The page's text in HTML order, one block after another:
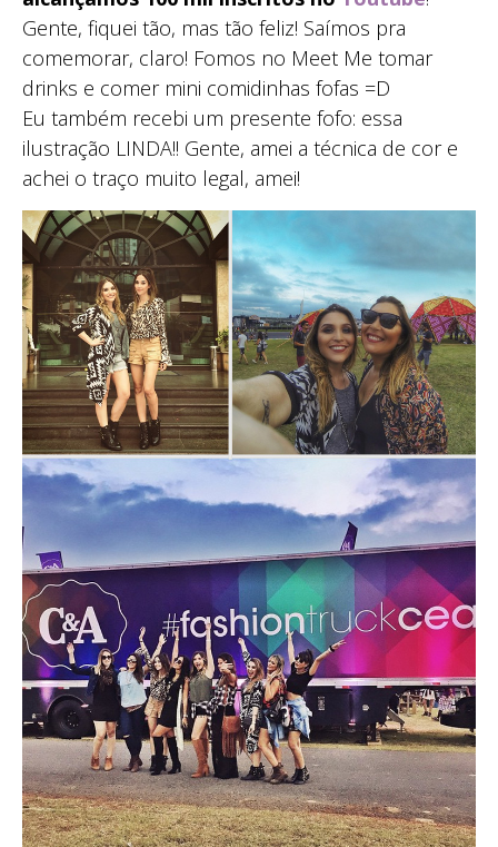
Gente, fiquei tão, mas tão feliz! Saímos pra
comemorar, claro! Fomos no Meet Me tomar
drinks e comer mini comidinhas fofas =D
Eu também recebi um presente fofo: essa
ilustração LINDA!! Gente, amei a técnica de cor e
achei o traço muito legal, amei!